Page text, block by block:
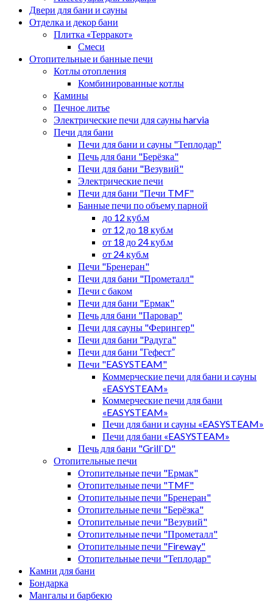
Двери для бани и сауны
Отделка и декор бани
Плитка «Терракот»
Смеси
Отопительные и банные печи
Котлы отопления
Комбинированные котлы
Камины
Печное литье
Электрические печи для сауны harvia
Печи для бани
Печи для бани и сауны "Теплодар"
Печь для бани "Берёзка"
Печи для бани "Везувий"
Электрические печи
Печи для бани "Печи TMF"
Банные печи по объему парной
до 12 куб.м
от 12 до 18 куб.м
от 18 до 24 куб.м
от 24 куб.м
Печи "Бренеран"
Печи для бани "Прометалл"
Печи с баком
Печи для бани "Ермак"
Печь для бани "Паровар"
Печи для сауны "Ферингер"
Печи для бани "Радуга"
Печи для бани “Гефест”
Печи "EASYSTEAM"
Коммерческие печи для бани и сауны
«EASYSTEAM»
Коммерческие печи для бани
«EASYSTEAM»
Печи для бани и сауны «EASYSTEAM»
Печи для бани «EASYSTEAM»
Печь для бани "Grill`D"
Отопительные печи
Отопительные печи "Ермак"
Отопительные печи "TMF"
Отопительные печи "Бренеран"
Отопительные печи "Берёзка"
Отопительные печи "Везувий"
Отопительные печи "Прометалл"
Отопительные печи "Fireway"
Отопительные печи "Теплодар"
Камни для бани
Бондарка
Мангалы и барбекю